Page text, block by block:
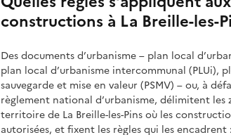
constructions à La Breille-les-
Des documents d’urbanisme – plan local
plan local d’urbanisme intercommunal (PLUi),
sauvegarde et mise en valeur (PSMV) – ou, à
règlement national d’urbanisme, délimitent les
territoire de La Breille-les-Pins où les
autorisées, et fixent les règles qui les encadrent